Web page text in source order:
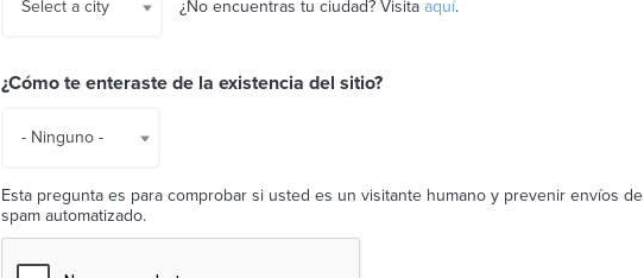
Select a city ¿No encuentras tu ciudad? Visitaaquí.
¿Cómo te enteraste de la existencia del sitio?
- Ninguno -
Esta pregunta es para comprobar si usted es un visitante humano y prevenir envíos de
spam automatizado.